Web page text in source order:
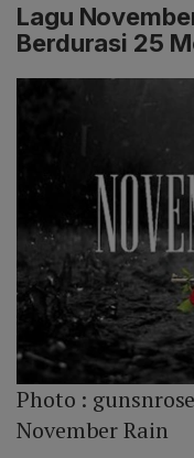
Lagu
Berdurasi 25
Photo :
November Rain